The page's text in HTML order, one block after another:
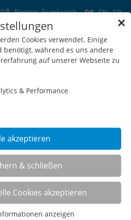
DE EN FR
Region: Frankreich
Belgien Frankreich
Wallonie
SHOP
✕
Cookies verwendet. Einige
benötigt, während es uns andere
auf unserer Webseite zu
& Performance
akzeptieren
& schließen
Cookies akzeptieren
anzeigen